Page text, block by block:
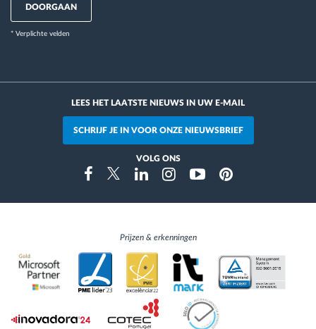
DOORGAAN
* Verplichte velden
LEES HET LAATSTE NIEUWS IN UW E-MAIL
SCHRIJF JE IN VOOR ONZE NIEUWSBRIEF
VOLG ONS
FacebookTwitterLinkedinInstragramYoutubePinterest
Prijzen & erkenningen